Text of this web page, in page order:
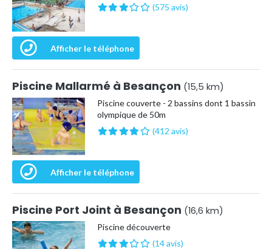
(575 avis)
Afficher le téléphone
Piscine Mallarmé à Besançon (15,5 km)
Piscine couverte - 2 bassins dont 1 bassin
olympique de 50m
(412 avis)
Afficher le téléphone
Piscine Port Joint à Besançon (16,6 km)
Piscine découverte
(14 avis)